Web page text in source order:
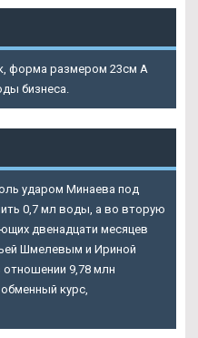
форма размером 23см А
бизнеса.
ударом Минаева под
0,7 мл воды, а во вторую
двенадцати месяцев
Шмелевым и Ириной
9,78 млн
курс,